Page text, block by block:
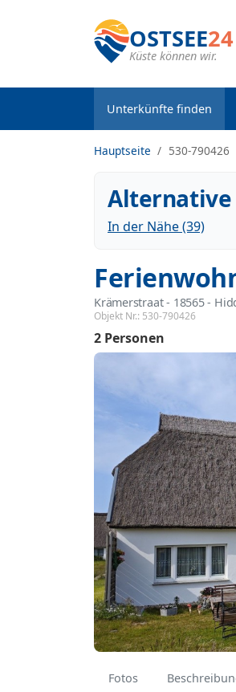
OSTSEE24
Küste können wir.
Unterkünfte finden
Hauptseite 530-790426
Alternative
In der Nähe (39)
Krämerstraat - 18565 -
Objekt Nr.: 530-790426
2 Personen
Fotos